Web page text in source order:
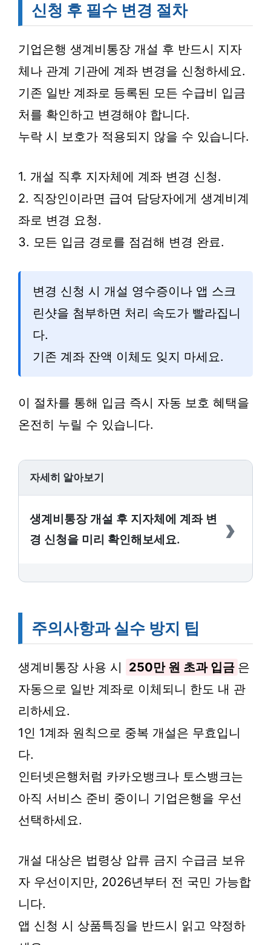
신청 후 필수 변경 절차
기업은행 생계비통장 개설 후 반드시 지자
체나 관계 기관에 계좌 변경을 신청하세요.
기존 일반 계좌로 등록된 모든 수급비 입금
처를 확인하고 변경해야 합니다.
누락 시 보호가 적용되지 않을 수 있습니다.
1. 개설 직후 지자체에 계좌 변경 신청.
2. 직장인이라면 급여 담당자에게 생계비계
좌로 변경 요청.
3. 모든 입금 경로를 점검해 변경 완료.
변경 신청 시 개설 영수증이나 앱 스크
린샷을 첨부하면 처리 속도가 빨라집니
다.
기존 계좌 잔액 이체도 잊지 마세요.
이 절차를 통해 입금 즉시 자동 보호 혜택을
온전히 누릴 수 있습니다.
자세히 알아보기
생계비통장 개설 후 지자체에 계좌 변
경 신청을 미리 확인해보세요.
›
주의사항과 실수 방지 팁
생계비통장 사용 시 250만 원 초과 입금 은
자동으로 일반 계좌로 이체되니 한도 내 관
리하세요.
1인 1계좌 원칙으로 중복 개설은 무효입니
다.
인터넷은행처럼 카카오뱅크나 토스뱅크는
아직 서비스 준비 중이니 기업은행을 우선
선택하세요.
개설 대상은 법령상 압류 금지 수급금 보유
자 우선이지만, 2026년부터 전 국민 가능합
니다.
앱 신청 시 상품특징을 반드시 읽고 약정하